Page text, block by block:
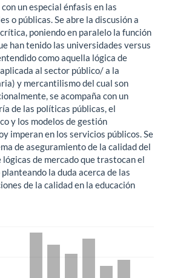
un especial énfasis en las
o públicas. Se abre la discusión a
poniendo en paralelo la función
han tenido las universidades versus
como aquella lógica de
al sector público/ a la
y mercantilismo del cual son
se acompaña con un
de las políticas públicas, el
y los modelos de gestión
imperan en los servicios públicos. Se
de aseguramiento de la calidad del
lógicas de mercado que trastocan el
la duda acerca de las
de la calidad en la educación